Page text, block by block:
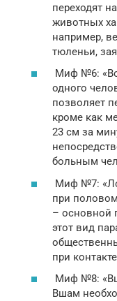
переходят
животных
например,
тюленьи,
Миф №6:
одного
позволяет
кроме как
23 см за
больным
Миф №7:
при
– основной
этот вид
при
Миф №8:
Вшам